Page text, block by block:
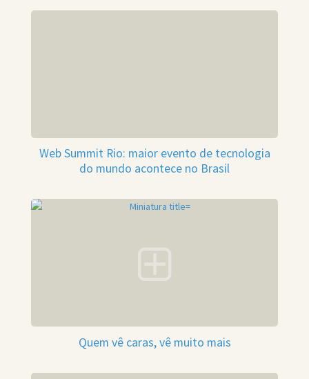
Web Summit Rio: maior evento de tecnologia
do mundo acontece no Brasil
Quem vê caras, vê muito mais